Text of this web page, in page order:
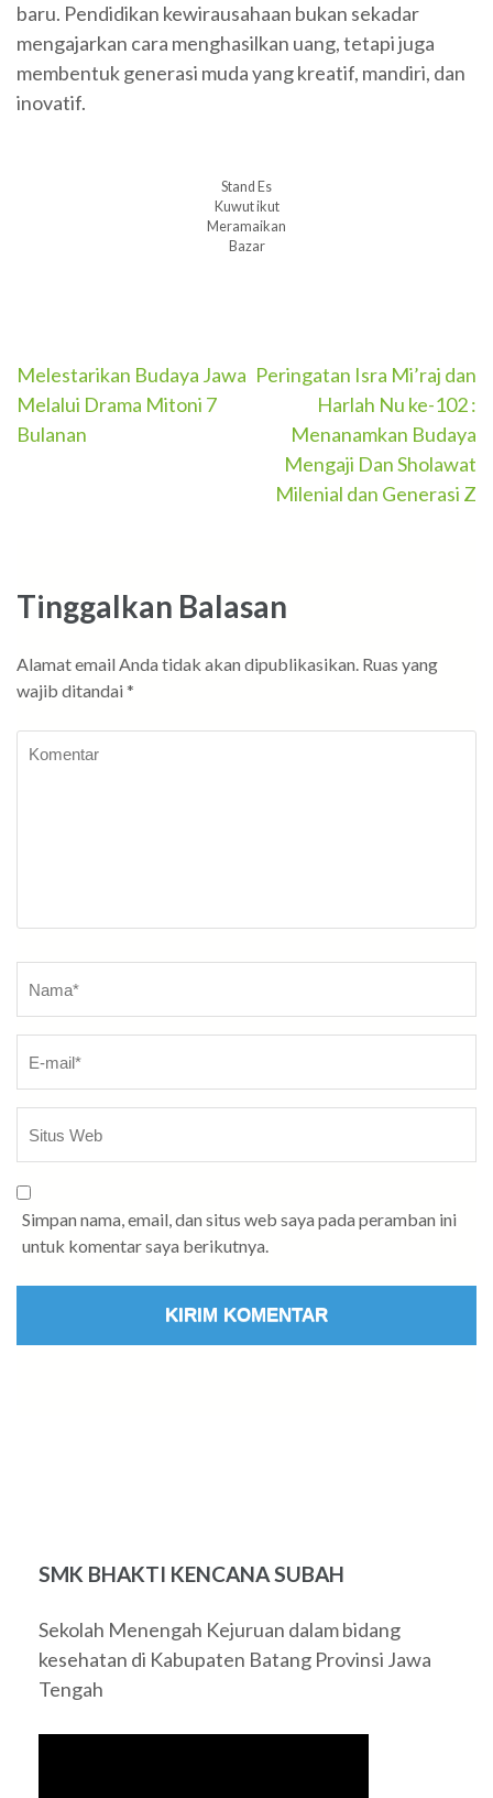
baru. Pendidikan kewirausahaan bukan sekadar
mengajarkan cara menghasilkan uang, tetapi juga
membentuk generasi muda yang kreatif, mandiri, dan
inovatif.
Stand Es
Kuwut ikut
Meramaikan
Bazar
Navigasi
pos
Melestarikan Budaya Jawa
Melalui Drama Mitoni 7
Bulanan
Peringatan Isra Mi’raj dan
Harlah Nu ke-102 :
Menanamkan Budaya
Mengaji Dan Sholawat
Milenial dan Generasi Z
Tinggalkan Balasan
Alamat email Anda tidak akan dipublikasikan. Ruas yang
wajib ditandai *
Simpan nama, email, dan situs web saya pada peramban ini
untuk komentar saya berikutnya.
SMK BHAKTI KENCANA SUBAH
Sekolah Menengah Kejuruan dalam bidang
kesehatan di Kabupaten Batang Provinsi Jawa
Tengah